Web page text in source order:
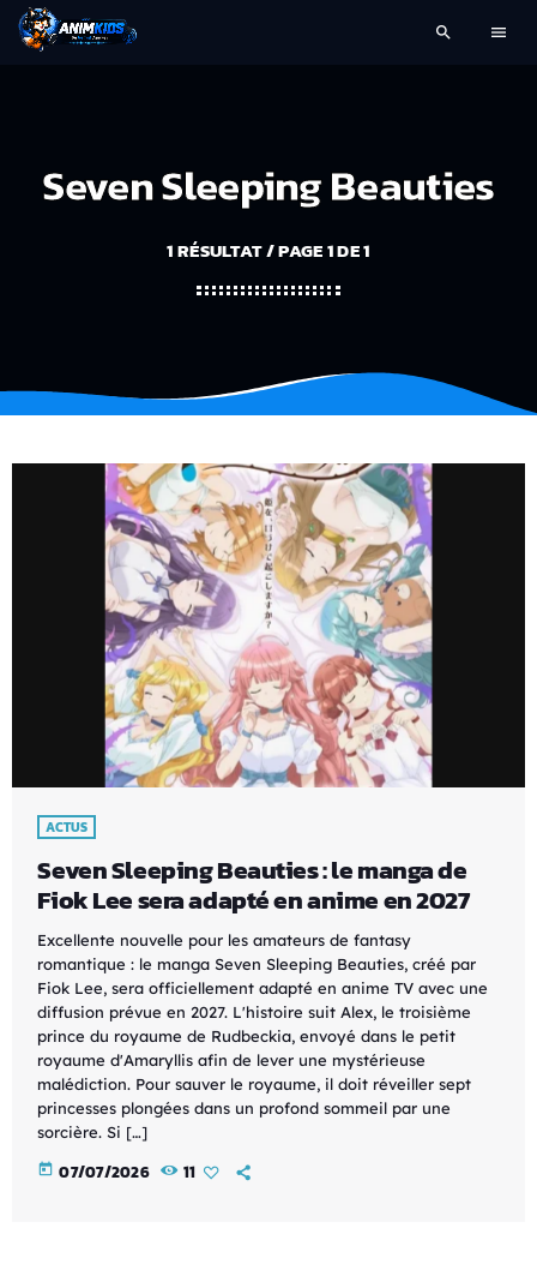
search menu
Seven Sleeping Beauties
1 RÉSULTAT / PAGE 1 DE 1
ACTUS
Seven Sleeping Beauties : le manga de
Fiok Lee sera adapté en anime en 2027
Excellente nouvelle pour les amateurs de fantasy
romantique : le manga Seven Sleeping Beauties, créé par
Fiok Lee, sera officiellement adapté en anime TV avec une
diffusion prévue en 2027. L'histoire suit Alex, le troisième
prince du royaume de Rudbeckia, envoyé dans le petit
royaume d'Amaryllis afin de lever une mystérieuse
malédiction. Pour sauver le royaume, il doit réveiller sept
princesses plongées dans un profond sommeil par une
sorcière. Si […]
today 07/07/2026 11